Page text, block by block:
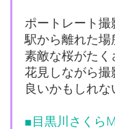
ポートレート撮
駅から離れた場
素敵な桜がたく
花見しながら撮
良いかもしれな
■目黒川さくら